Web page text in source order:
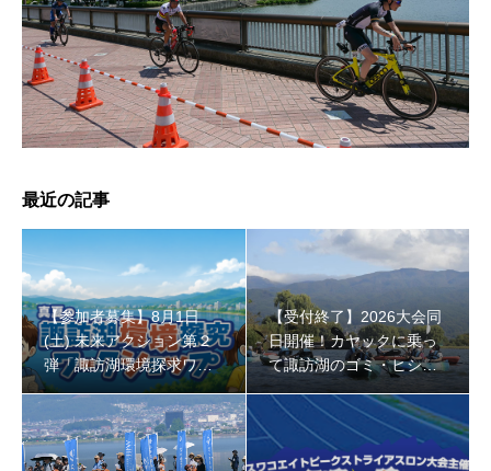
【受付終了】2026大会同日開催！小学生対象キッズ・ラ
最近の記事
【参加者募集】8月1日
(土) 未来アクション第２
弾「諏訪湖環境探求ワー
クショップ」小学４年生
から！
【受付終了】2026大会同
日開催！カヤックに乗っ
て諏訪湖のゴミ・ヒシを
回収しよう！